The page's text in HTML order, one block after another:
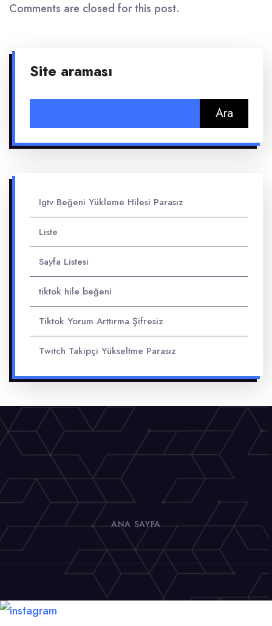
Comments are closed for this post.
Site araması
Igtv Beğeni Yükleme Hilesi Parasız
Liste
Sayfa Listesi
tiktok hile beğeni
Tiktok Yorum Arttırma Şifresiz
Twitch Takipçi Yükseltme Parasız
ANA SAYFA